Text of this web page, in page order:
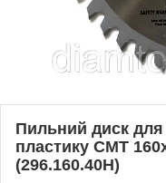
Пильний диск для
пластику СМТ
(296.160.40H)